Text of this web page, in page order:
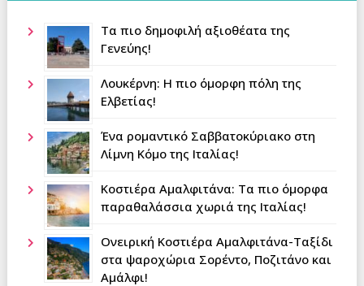
Τα πιο δημοφιλή αξιοθέατα της
Γενεύης!
Λουκέρνη: Η πιο όμορφη πόλη της
Ελβετίας!
Ένα ρομαντικό Σαββατοκύριακο στη
Λίμνη Κόμο της Ιταλίας!
Κοστιέρα Αμαλφιτάνα: Τα πιο όμορφα
παραθαλάσσια χωριά της Ιταλίας!
Ονειρική Κοστιέρα Αμαλφιτάνα-Ταξίδι
στα ψαροχώρια Σορέντο, Ποζιτάνο και
Αμάλφι!